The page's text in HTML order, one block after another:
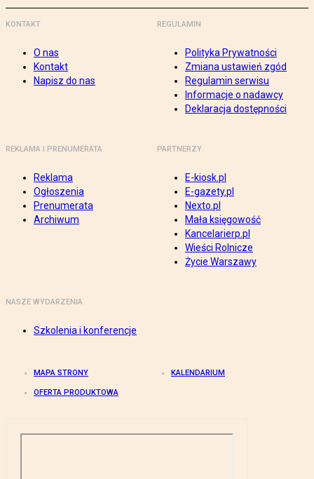
KONTAKT
O nas
Kontakt
Napisz do nas
REGULAMIN
Polityka Prywatności
Zmiana ustawień zgód
Regulamin serwisu
Informacje o nadawcy
Deklaracja dostępności
REKLAMA I PRENUMERATA
Reklama
Ogłoszenia
Prenumerata
Archiwum
PARTNERZY
E-kiosk.pl
E-gazety.pl
Nexto.pl
Mała księgowość
Kancelarierp.pl
Wieści Rolnicze
Życie Warszawy
NASZE WYDARZENIA
Szkolenia i konferencje
MAPA STRONY KALENDARIUM
OFERTA PRODUKTOWA